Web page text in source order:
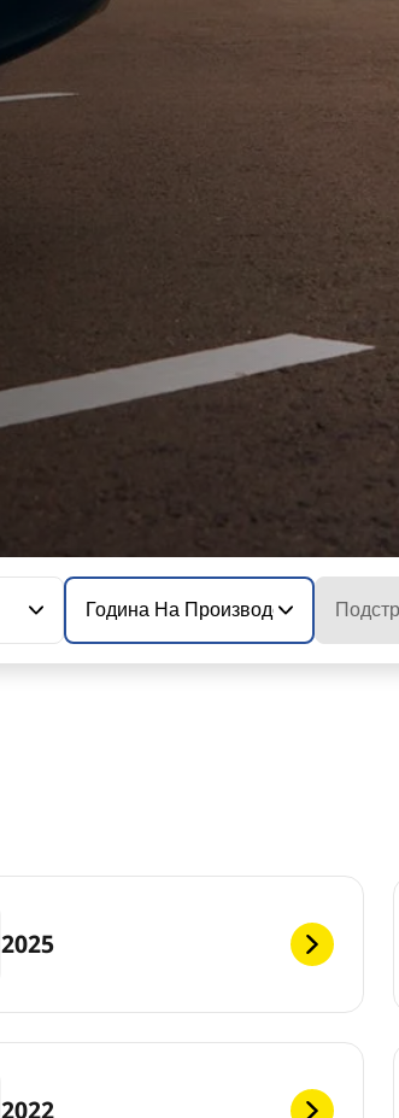
Година На Производство На
2025
2022